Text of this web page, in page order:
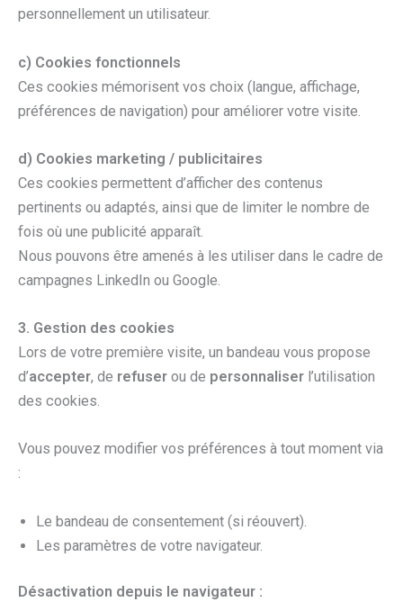
personnellement un utilisateur.
c) Cookies fonctionnels
Ces cookies mémorisent vos choix (langue, affichage,
préférences de navigation) pour améliorer votre visite.
d) Cookies marketing / publicitaires
Ces cookies permettent d’afficher des contenus
pertinents ou adaptés, ainsi que de limiter le nombre de
fois où une publicité apparaît.
Nous pouvons être amenés à les utiliser dans le cadre de
campagnes LinkedIn ou Google.
3. Gestion des cookies
Lors de votre première visite, un bandeau vous propose
d’accepter, de refuser ou de personnaliser l’utilisation
des cookies.
Vous pouvez modifier vos préférences à tout moment via
:
Le bandeau de consentement (si réouvert).
Les paramètres de votre navigateur.
Désactivation depuis le navigateur :